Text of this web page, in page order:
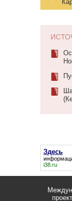
Здесь
i38.ru